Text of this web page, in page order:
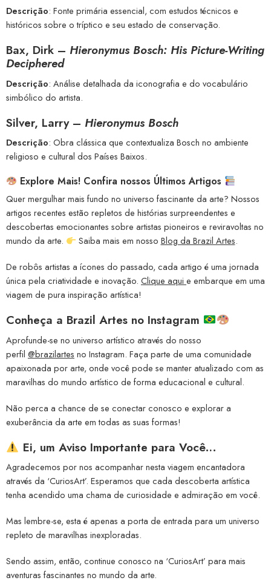
Descrição: Fonte primária essencial, com estudos técnicos e
históricos sobre o tríptico e seu estado de conservação.
Bax, Dirk – Hieronymus Bosch: His Picture-Writing
Deciphered
Descrição: Análise detalhada da iconografia e do vocabulário
simbólico do artista.
Silver, Larry– Hieronymus Bosch
Descrição: Obra clássica que contextualiza Bosch no ambiente
religioso e cultural dos Países Baixos.
Explore Mais! Confira nossos Últimos Artigos
Quer mergulhar mais fundo no universo fascinante da arte? Nossos
artigos recentes estão repletos de histórias surpreendentes e
descobertas emocionantes sobre artistas pioneiros e reviravoltas no
mundo da arte.
Saiba mais em nosso Blog da Brazil Artes.
De robôs artistas a ícones do passado, cada artigo é uma jornada
única pela criatividade e inovação. Clique aqui e embarque em uma
viagem de pura inspiração artística!
Conheça a Brazil Artes no Instagram
Aprofunde-se no universo artístico através do nosso
perfil @brazilartes no Instagram. Faça parte de uma comunidade
apaixonada por arte, onde você pode se manter atualizado com as
maravilhas do mundo artístico de forma educacional e cultural.
Não perca a chance de se conectar conosco e explorar a
exuberância da arte em todas as suas formas!
Ei, um Aviso Importante para Você…
Agradecemos por nos acompanhar nesta viagem encantadora
através da ‘CuriosArt’. Esperamos que cada descoberta artística
tenha acendido uma chama de curiosidade e admiração em você.
Mas lembre-se, esta é apenas a porta de entrada para um universo
repleto de maravilhas inexploradas.
Sendo assim, então, continue conosco na ‘CuriosArt’ para mais
aventuras fascinantes no mundo da arte.